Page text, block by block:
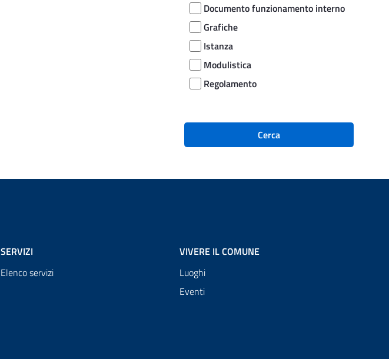
Documento funzionamento interno
Grafiche
Istanza
Modulistica
Regolamento
Cerca
SERVIZI
Elenco servizi
VIVERE IL COMUNE
Luoghi
Eventi